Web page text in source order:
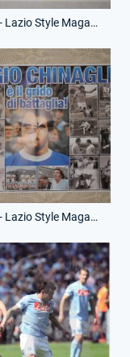
Poster - Lazio Style Magazine - Novembre 2011 - 16-10-2011 - Lazio-Roma 2-1
Poster - Lazio Style Magazine - Maggio 2012 - Giorgio Chinaglia